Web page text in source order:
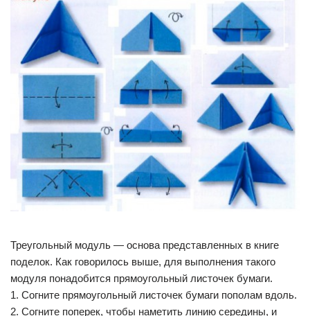
Треугольный модуль — основа представленных в книге
поделок. Как говорилось выше, для выполнения такого
модуля понадобится прямоугольный листочек бумаги.
1. Согните прямоугольный листочек бумаги пополам вдоль.
2. Согните поперек, чтобы наметить линию середины, и